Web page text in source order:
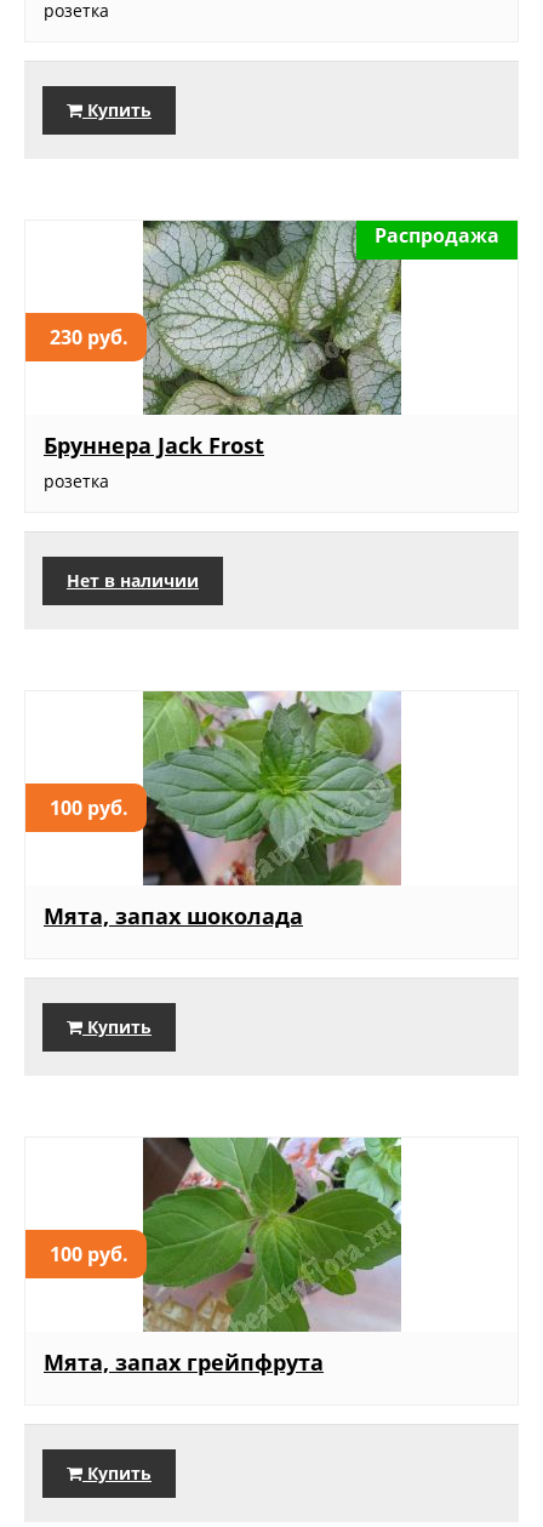
розетка
Купить
230 руб.
Распродажа
Бруннера Jack Frost
розетка
Нет в наличии
100 руб.
Мята, запах шоколада
Купить
100 руб.
Мята, запах грейпфрута
Купить